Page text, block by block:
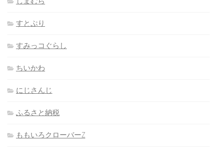
すとぷり
すみっコぐらし
ちいかわ
にじさんじ
ふるさと納税
ももいろクローバーZ